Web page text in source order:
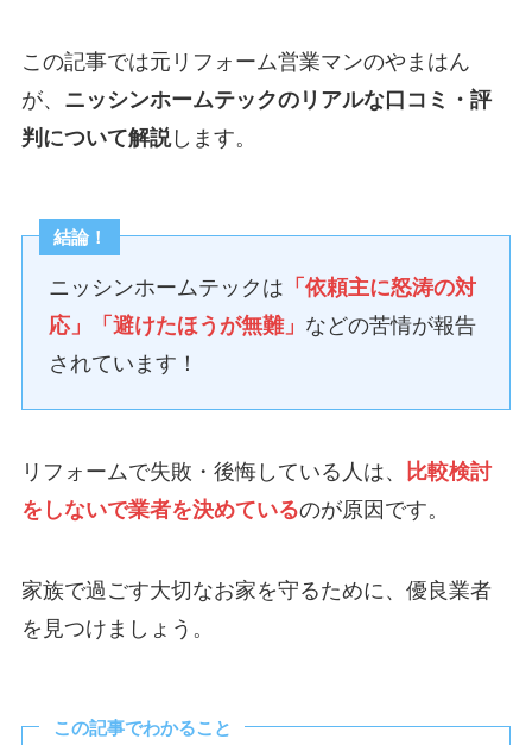
この記事では元リフォーム営業マンのやまはん
が、 ニッシンホームテックのリアルな口コミ・評
判について解説します。
結論！
ニッシンホームテックは 「依頼主に怒涛の対
応」「避けたほうが無難」 などの苦情が報告
されています！
リフォームで失敗・後悔している人は、
比較検討
をしないで業者を決めているのが原因です。
家族で過ごす大切なお家を守るために、優良業者
を見つけましょう。
この記事でわかること